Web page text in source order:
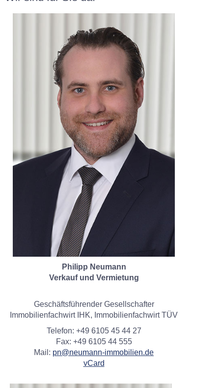
Philipp Neumann
Verkauf und Vermietung
Geschäftsführender Gesellschafter
Immobilienfachwirt IHK, Immobilienfachwirt TÜV
Telefon: +49 6105 45 44 27
Fax: +49 6105 44 555
Mail: pn@neumann-immobilien.de
vCard